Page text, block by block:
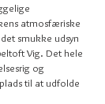
atmosfæriske
smukke udsyn
Vig. Det hele
og
til at udfolde